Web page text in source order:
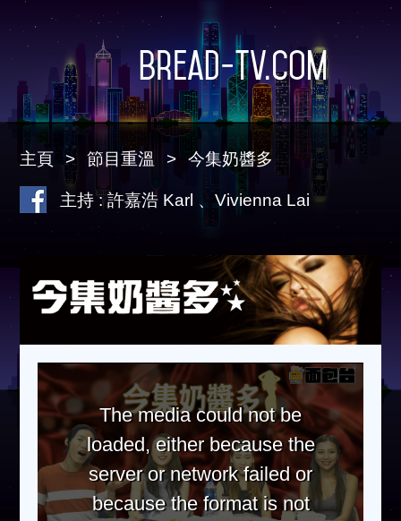
Bread-TV.com
主頁 節目重溫 今集奶醬多
主持 : 許嘉浩 Karl 、Vivienna Lai
The media could not be
loaded, either because the
server or network failed or
because the format is not